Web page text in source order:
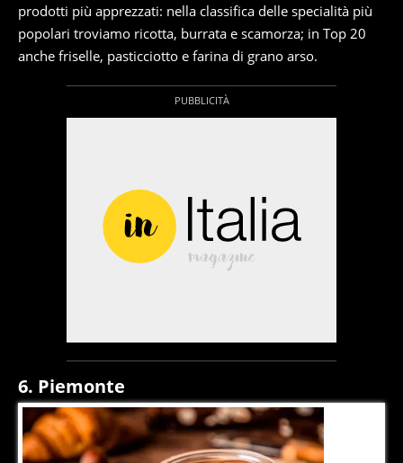
prodotti più apprezzati: nella classifica delle specialità più
popolari troviamo ricotta, burrata e scamorza; in Top 20
anche friselle, pasticciotto e farina di grano arso.
6. Piemonte